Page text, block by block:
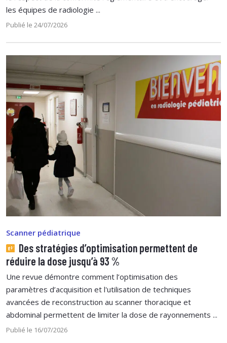
les équipes de radiologie ...
Publié le 24/07/2026
Scanner pédiatrique
Des stratégies d’optimisation permettent de
réduire la dose jusqu’à 93 %
Une revue démontre comment l’optimisation des
paramètres d’acquisition et l'utilisation de techniques
avancées de reconstruction au scanner thoracique et
abdominal permettent de limiter la dose de rayonnements ...
Publié le 16/07/2026